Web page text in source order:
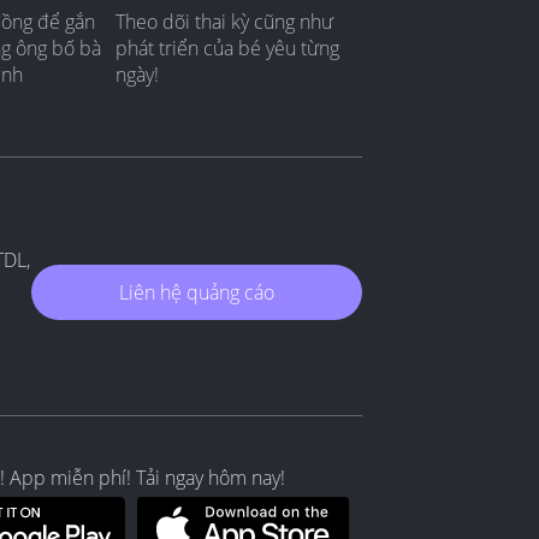
để gắn
ông bố bà
Theo dõi thai kỳ cũng như
phát triển của bé yêu từng
ngày!
Liên hệ quảng cáo
App miễn phí! Tải ngay hôm nay!